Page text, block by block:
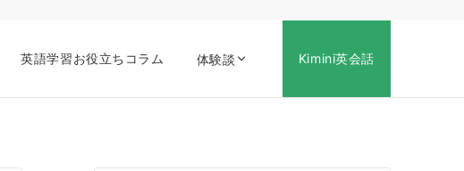
英語学習お役立ちコラム 体験談 Kimini英会話